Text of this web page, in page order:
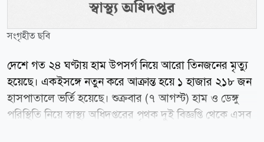
সংগৃহীত ছবি
দেশে গত ২৪ ঘণ্টায় হাম উপসর্গ নিয়ে আরো তিনজনের মৃত্যু
হয়েছে। একইসঙ্গে নতুন করে আক্রান্ত হয়ে ১ হাজার ২১৮ জন
হাসপাতালে ভর্তি হয়েছে। শুক্রবার (৭ আগস্ট) হাম ও ডেঙ্গু
পরিস্থিতি নিয়ে স্বাস্থ্য অধিদপ্তরের পৃথক দুই বিজ্ঞপ্তি থেকে এসব